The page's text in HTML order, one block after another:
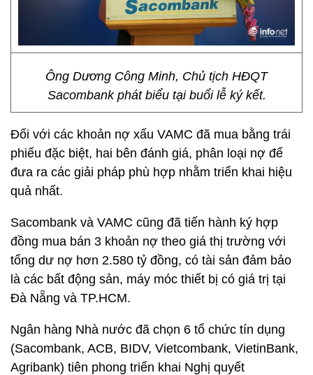
Ông Dương Công Minh, Chủ tịch HĐQT
Sacombank phát biểu tại buổi lễ ký kết.
Đối với các khoản nợ xấu VAMC đã mua bằng trái
phiếu đặc biệt, hai bên đánh giá, phân loại nợ để
đưa ra các giải pháp phù hợp nhằm triển khai hiệu
quả nhất.
Sacombank và VAMC cũng đã tiến hành ký hợp
đồng mua bán 3 khoản nợ theo giá thị trường với
tổng dư nợ hơn 2.580 tỷ đồng, có tài sản đảm bảo
là các bất động sản, máy móc thiết bị có giá trị tại
Đà Nẵng và TP.HCM.
Ngân hàng Nhà nước đã chọn 6 tổ chức tín dụng
(Sacombank, ACB, BIDV, Vietcombank, VietinBank,
Agribank) tiên phong triển khai Nghị quyết